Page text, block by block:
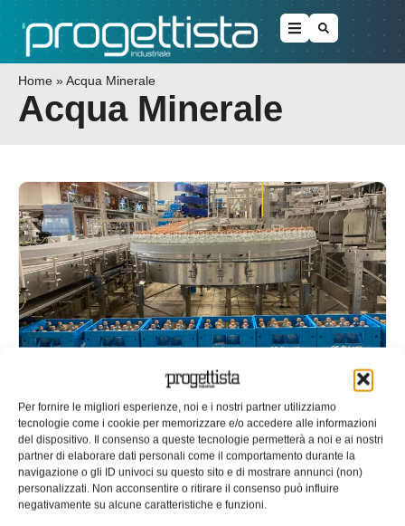
Per fornire le migliori esperienze, noi e i nostri partner utilizziamo
tecnologie come i cookie per memorizzare e/o accedere alle informazioni
del dispositivo. Il consenso a queste tecnologie permetterà a noi e ai nostri
partner di elaborare dati personali come il comportamento durante la
navigazione o gli ID univoci su questo sito e di mostrare annunci (non)
personalizzati. Non acconsentire o ritirare il consenso può influire
negativamente su alcune caratteristiche e funzioni.
Home » Acqua Minerale
Acqua Minerale
Nuovo impianto di imbottigliamento
per Acqua Minerale di Calizzano
Acqua Minerale di Calizzano presenta il nuovo impianto di
imbottigliamento dell’acqua che rispetta l’ambiente:
maggiore efficienza e affidabilità
Aldo Zasso 20/09/2022